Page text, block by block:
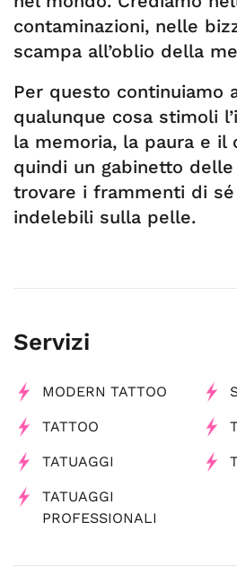
contaminazioni, nelle
scampa all’oblio della
Per questo continuiamo
qualunque cosa stimoli
la memoria, la paura e il
quindi un gabinetto
trovare i frammenti di
indelebili sulla pelle.
Servizi
MODERN TATTOO
TATTOO
TATUAGGI
TATUAGGI
PROFESSIONALI